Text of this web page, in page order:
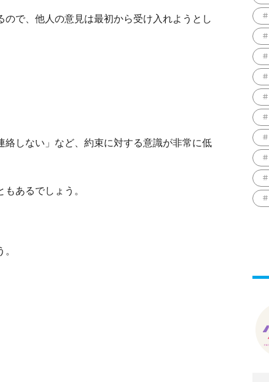
ので、他人の意見は最初から受け入れようとし
しない」など、約束に対する意識が非常に低
もあるでしょう。